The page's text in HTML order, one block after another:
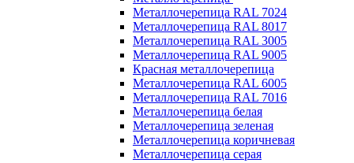
Металлочерепица RAL 7024
Металлочерепица RAL 8017
Металлочерепица RAL 3005
Металлочерепица RAL 9005
Красная металлочерепица
Металлочерепица RAL 6005
Металлочерепица RAL 7016
Металлочерепица белая
Металлочерепица зеленая
Металлочерепица коричневая
Металлочерепица серая